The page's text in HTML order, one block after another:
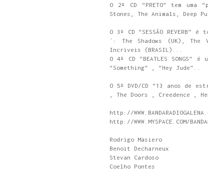
O 2º CD “PRETO” tem
Stones, The Animals, Deep
O 3º CD “SESSÃO
´: The Shadows (UK),
Incriveis (BRASIL)...
O 4º CD “BEATLES
“Something” , “Hey Jude”..
O 5º DVD/CD “13 anos de
, The Doors , Creedence ,
http://
http://WWW.MYSPACE.COM/
Rodrigo Masiero
Benoit Decharneux
Stevan Cardoso
Coelho Pontes